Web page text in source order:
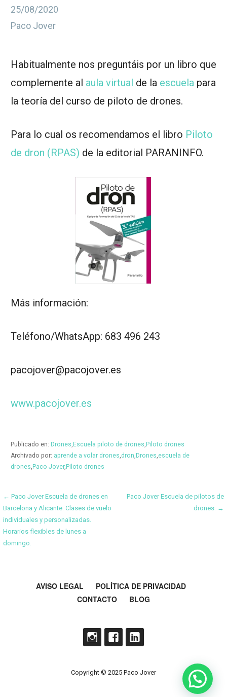
25/08/2020
Paco Jover
Habitualmente nos preguntáis por un libro que
complemente al aula virtual de la escuelapara
la teoría del curso de piloto de drones.
Para lo cual os recomendamos el libro Piloto
de dron (RPAS) de la editorial PARANINFO.
Más información:
Teléfono/WhatsApp: 683 496 243
pacojover@pacojover.es
www.pacojover.es
Publicado en: Drones Escuela piloto de drones Piloto drones
Archivado por: aprende a volar drones dron Drones escuela de
drones Paco Jover,Piloto drones
Navegación
de
entradas
← Paco Jover Escuela de drones en
Barcelona y Alicante. Clases de vuelo
individuales y personalizadas.
Horarios flexibles de lunes a
domingo.
Paco Jover Escuela de pilotos de
drones. →
AVISO LEGAL
POLÍTICA DE PRIVACIDAD
CONTACTO
BLOG
Copyright © 2025 Paco Jover